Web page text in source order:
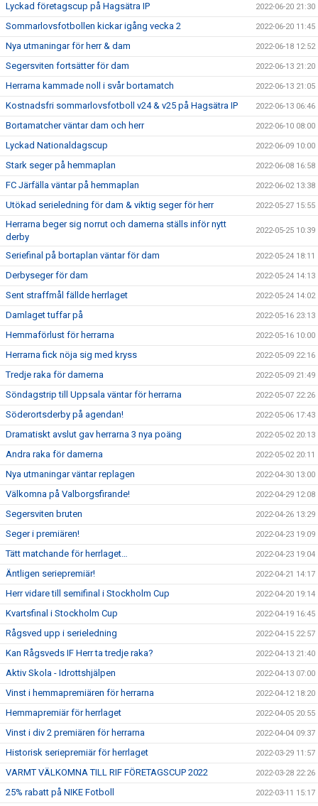
Lyckad företagscup på Hagsätra IP 2022-06-20 21:30
Sommarlovsfotbollen kickar igång vecka 2 2022-06-20 11:45
Nya utmaningar för herr & dam 2022-06-18 12:52
Segersviten fortsätter för dam 2022-06-13 21:20
Herrarna kammade noll i svår bortamatch 2022-06-13 21:05
Kostnadsfri sommarlovsfotboll v24 & v25 på Hagsätra IP 2022-06-13 06:46
Bortamatcher väntar dam och herr 2022-06-10 08:00
Lyckad Nationaldagscup 2022-06-09 10:00
Stark seger på hemmaplan 2022-06-08 16:58
FC Järfälla väntar på hemmaplan 2022-06-02 13:38
Utökad serieledning för dam & viktig seger för herr 2022-05-27 15:55
Herrarna beger sig norrut och damerna ställs inför nytt
derby
2022-05-25 10:39
Seriefinal på bortaplan väntar för dam 2022-05-24 18:11
Derbyseger för dam 2022-05-24 14:13
Sent straffmål fällde herrlaget 2022-05-24 14:02
Damlaget tuffar på 2022-05-16 23:13
Hemmaförlust för herrarna 2022-05-16 10:00
Herrarna fick nöja sig med kryss 2022-05-09 22:16
Tredje raka för damerna 2022-05-09 21:49
Söndagstrip till Uppsala väntar för herrarna 2022-05-07 22:26
Söderortsderby på agendan! 2022-05-06 17:43
Dramatiskt avslut gav herrarna 3 nya poäng 2022-05-02 20:13
Andra raka för damerna 2022-05-02 20:11
Nya utmaningar väntar replagen 2022-04-30 13:00
Välkomna på Valborgsfirande! 2022-04-29 12:08
Segersviten bruten 2022-04-26 13:29
Seger i premiären! 2022-04-23 19:09
Tätt matchande för herrlaget… 2022-04-23 19:04
Äntligen seriepremiär! 2022-04-21 14:17
Herr vidare till semifinal i Stockholm Cup 2022-04-20 19:14
Kvartsfinal i Stockholm Cup 2022-04-19 16:45
Rågsved upp i serieledning 2022-04-15 22:57
Kan Rågsveds IF Herr ta tredje raka? 2022-04-13 21:40
Aktiv Skola - Idrottshjälpen 2022-04-13 07:00
Vinst i hemmapremiären för herrarna 2022-04-12 18:20
Hemmapremiär för herrlaget 2022-04-05 20:55
Vinst i div 2 premiären för herrarna 2022-04-04 09:37
Historisk seriepremiär för herrlaget 2022-03-29 11:57
VARMT VÄLKOMNA TILL RIF FÖRETAGSCUP 2022 2022-03-28 22:26
25% rabatt på NIKE Fotboll 2022-03-11 15:17